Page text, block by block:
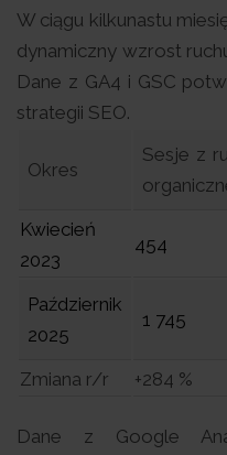
W ciągu kilkunastu
dynamiczny wzrost
Dane z GA4 i GSC
strategii SEO.
Okres
Sesje z
Kwiecień
2023
454
Październik
2025
1 745
Zmiana r/r +284 %
Dane z Google